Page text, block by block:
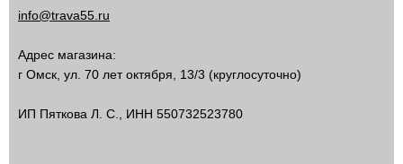
info@trava55.ru
Адрес магазина:
г Омск ул. 70 лет октября, 13/3 (круглосуточно)
ИП Пяткова Л. С., ИНН 550732523780